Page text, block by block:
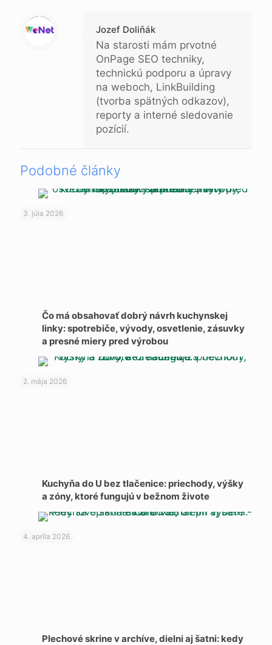
Warning
: Trying to access array offset on null in
/data/b/e/bee37f70-0f83-454a-8676-0156b88cd957/blogujeme.online/web/wp-content/themes/betheme-child/includes/content-single.php
on line
286
Jozef Doliňák
Na starosti mám prvotné
OnPage SEO techniky,
technickú podporu a úpravy
na weboch, LinkBuilding
(tvorba spätných odkazov),
reporty a interné sledovanie
pozícií.
Podobné články
3. júla 2026
Čo má obsahovať dobrý návrh kuchynskej
linky: spotrebiče, vývody, osvetlenie, zásuvky
a presné miery pred výrobou
2. mája 2026
Kuchyňa do U bez tlačenice: priechody, výšky
a zóny, ktoré fungujú v bežnom živote
4. apríla 2026
Plechové skrine v archíve, dielni aj šatni: kedy